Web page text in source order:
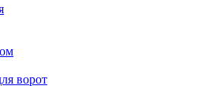
ворот